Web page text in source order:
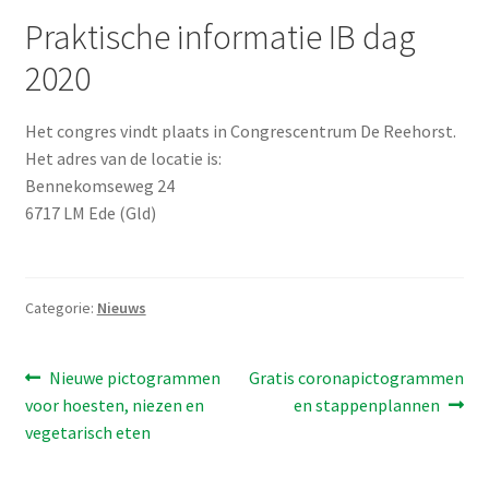
Praktische informatie IB dag
2020
Het congres vindt plaats in Congrescentrum De Reehorst.
Het adres van de locatie is:
Bennekomseweg 24
6717 LM Ede (Gld)
Categorie: Nieuws
Bericht
navigatie
Vorig
bericht:
Nieuwe pictogrammen
voor hoesten, niezen en
vegetarisch eten
Volgend
bericht:
Gratis coronapictogrammen
en stappenplannen